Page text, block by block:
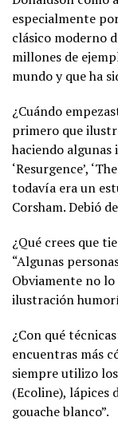
especialmente
clásico moderno
millones de
mundo y que ha
¿Cuándo
primero que
haciendo
‘Resurgence’,
todavía era un
Corsham. Debió
¿Qué crees que
“Algunas
Obviamente no
ilustración
¿Con qué
encuentras más
siempre utilizo
(Ecoline), lápices
gouache blanco”.